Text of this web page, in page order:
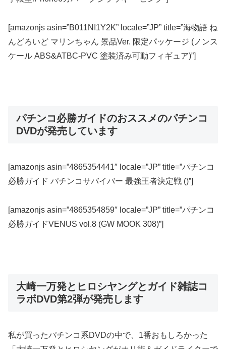
[amazonjs asin=”B011NI1Y2K” locale=”JP” title=”海物語 ね
んどろいど マリンちゃん 景品Ver. 限定パッケージ (ノンス
ケール ABS&ATBC-PVC 塗装済み可動フィギュア)”]
パチンコ必勝ガイドのおススメのパチンコ
DVDが発売しています
[amazonjs asin=”4865354441″ locale=”JP” title=”パチンコ
必勝ガイド パチンコサバイバー 最強王者決定戦 ()”]
[amazonjs asin=”4865354859″ locale=”JP” title=”パチンコ
必勝ガイドVENUS vol.8 (GW MOOK 308)”]
大崎一万発とヒロシヤングとガイド雑誌コ
ラボDVD第2弾が発売します
私が買ったパチンコ系DVDの中で、1番おもしろかった